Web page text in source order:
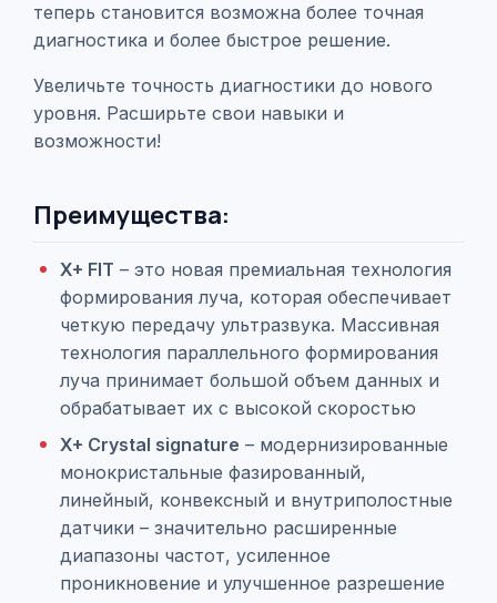
теперь становится возможна более точная
диагностика и более быстрое решение.
Увеличьте точность диагностики до нового
уровня. Расширьте свои навыки и
возможности!
Преимущества:
X+ FIT – это новая премиальная технология
формирования луча, которая обеспечивает
четкую передачу ультразвука. Массивная
технология параллельного формирования
луча принимает большой объем данных и
обрабатывает их с высокой скоростью
X+ Crystal signature – модернизированные
монокристальные фазированный,
линейный, конвексный и внутриполостные
датчики – значительно расширенные
диапазоны частот, усиленное
проникновение и улучшенное разрешение